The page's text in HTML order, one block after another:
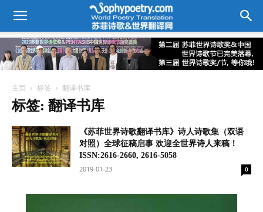
主页 标签 翻译书库
标签: 翻译书库
《苏菲世界诗歌翻译书库》诗人诗歌集（双语
对照）全球征稿启事 欢迎全世界诗人来稿！
ISSN:2616-2660, 2616-5058
2019-01-23
0